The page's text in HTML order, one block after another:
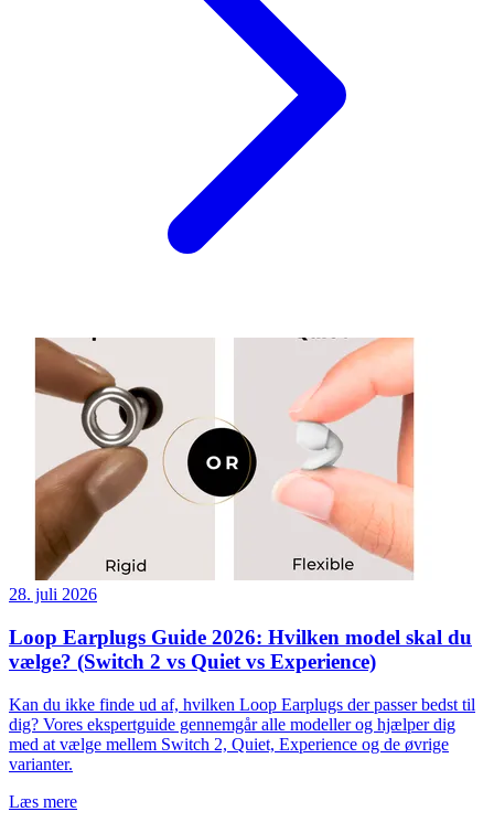
28. juli 2026
Loop Earplugs Guide 2026: Hvilken model skal du
vælge? (Switch 2 vs Quiet vs Experience)
Kan du ikke finde ud af, hvilken Loop Earplugs der passer bedst til
dig? Vores ekspertguide gennemgår alle modeller og hjælper dig
med at vælge mellem Switch 2, Quiet, Experience og de øvrige
varianter.
Læs mere